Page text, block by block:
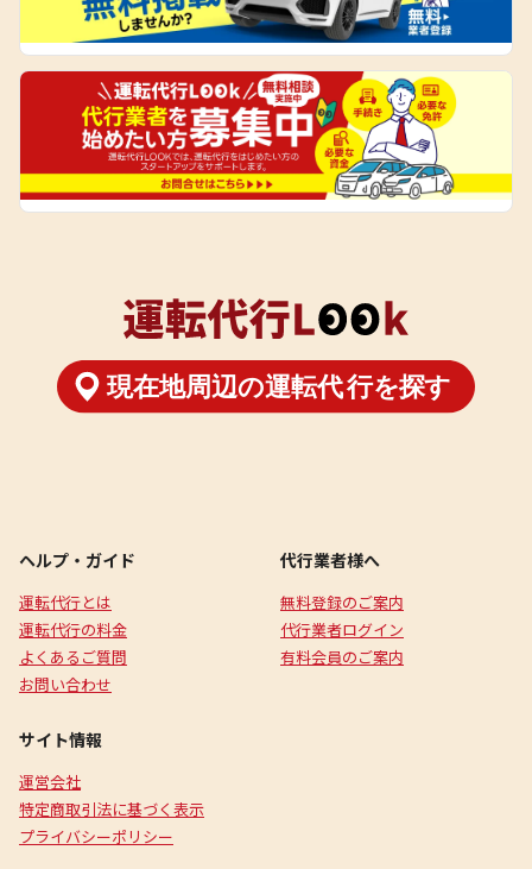
ヘルプ・ガイド
運転代行とは
運転代行の料金
よくあるご質問
お問い合わせ
代行業者様へ
無料登録のご案内
代行業者ログイン
有料会員のご案内
サイト情報
運営会社
特定商取引法に基づく表示
プライバシーポリシー